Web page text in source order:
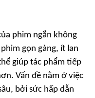
phim ngắn không
gọn gàng, ít lan
giúp tác phẩm tiếp
Vấn đề nằm ở việc
bởi sức hấp dẫn